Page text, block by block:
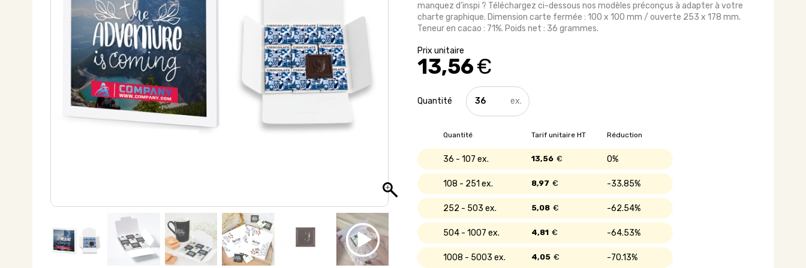
manquez d’inspi ? Téléchargez ci-dessous nos modèles préconçus à adapter à votre
charte graphique. Dimension carte fermée : 100 x 100 mm / ouverte 253 x 178 mm.
Teneur en cacao : 71%. Poids net : 36 grammes.
13,56€
quantité
de
Carte
carrés
de
chocolat
bio
Quantité Réduction
Tarif unitaire HT
36 - 107 0%
13,56 €
108 - 251 33.85%
8,97 €
252 - 503 62.54%
5,08 €
504 - 1007 64.53%
4,81 €
1008 - 5003 70.13%
4,05 €